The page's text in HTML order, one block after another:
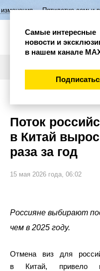
семьи в Нижегородской
Поток
в Китай
раза за год
15 мая 2026 года, 06:02
Россияне выбирают
чем в 2025 году.
Отмена виз для
в Китай, привело
Самые интересные
новости и
в нашем канале